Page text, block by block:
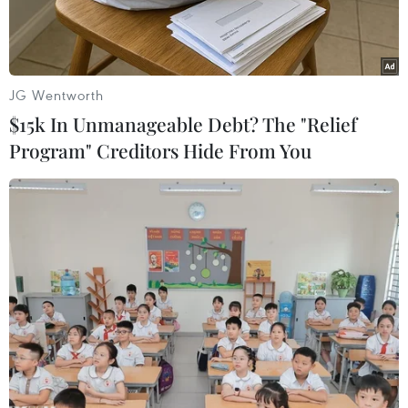
nước nội tỉnh.
Một góc khu vực hồ Bà Đồ thuộc phường Ngọc Thụy, quận Long
Biên, thành phố Hà Nội. (Ảnh: PV/Vietnam+)
Thông tin tới phóng viên Báo Điện tử
JG Wentworth
$15k In Unmanageable Debt? The "Relief
Program" Creditors Hide From You